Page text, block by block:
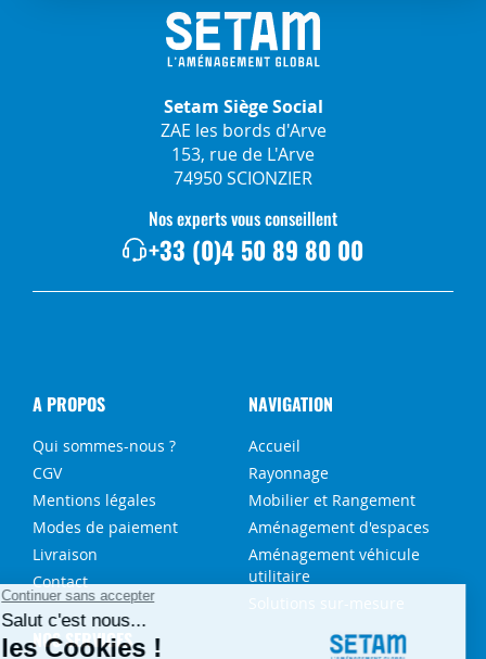
Setam Siège Social
ZAE les bords d'Arve
153, rue de L'Arve
74950 SCIONZIER
Nos experts vous conseillent
+33 (0)4 50 89 80 00
A PROPOS
Qui sommes-nous ?
CGV
Mentions légales
Modes de paiement
Livraison
Contact
NAVIGATION
Accueil
Rayonnage
Mobilier et Rangement
Aménagement d'espaces
Aménagement véhicule
utilitaire
Solutions sur-mesure
NOS SERVICES